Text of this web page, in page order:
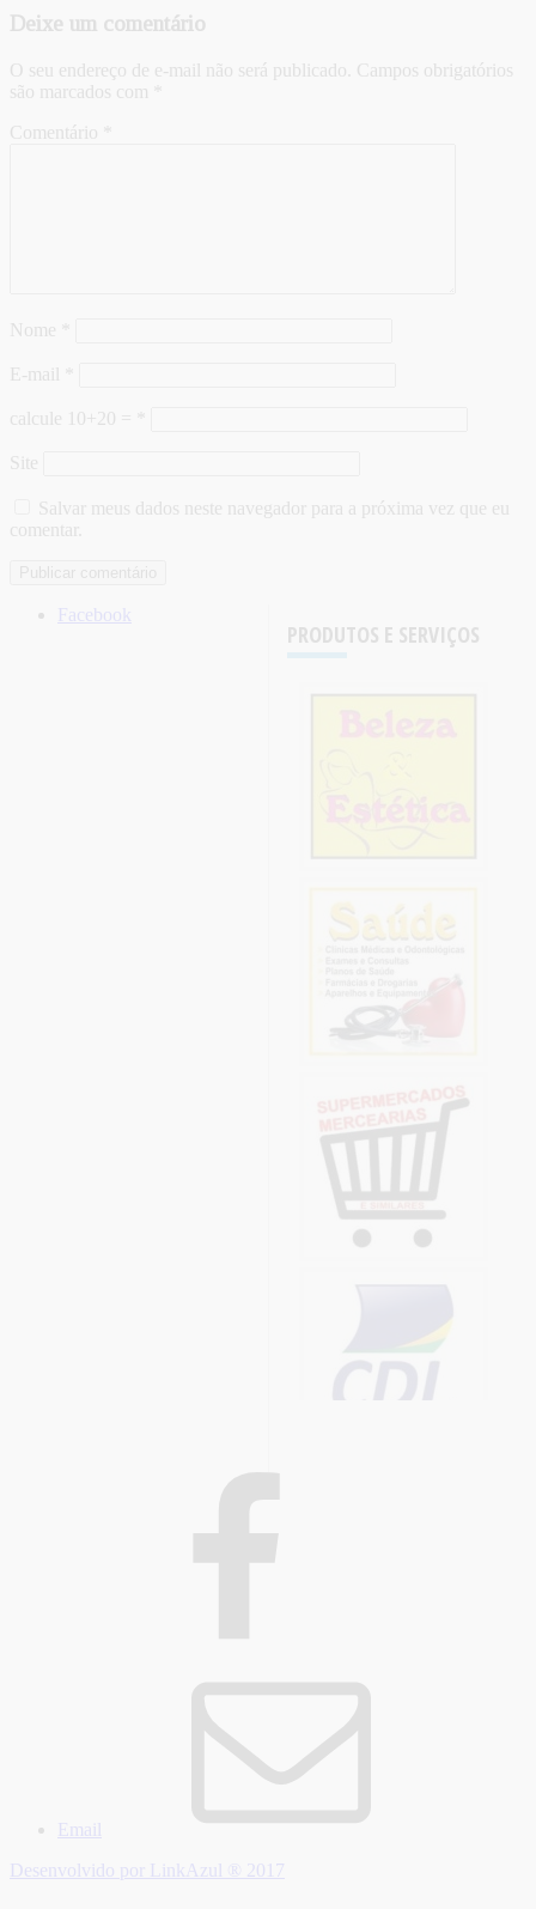
Deixe um comentário
O seu endereço de e-mail não será publicado. Campos obrigatórios
são marcados com
Comentário
Nome
E-mail
calcule 10+20 =
Site
Salvar meus dados neste navegador para a próxima vez que eu
comentar.
PRODUTOS E SERVIÇOS
Facebook
Email
Desenvolvido por LinkAzul ® 2017